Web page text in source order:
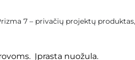
7 – privačių projektų
Įprasta nuožula.